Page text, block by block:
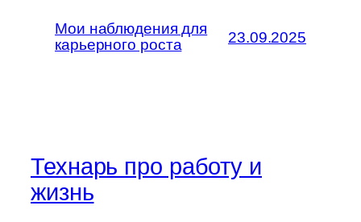
Мои наблюдения для
карьерного роста
23.09.2025
Технарь про работу и
жизнь